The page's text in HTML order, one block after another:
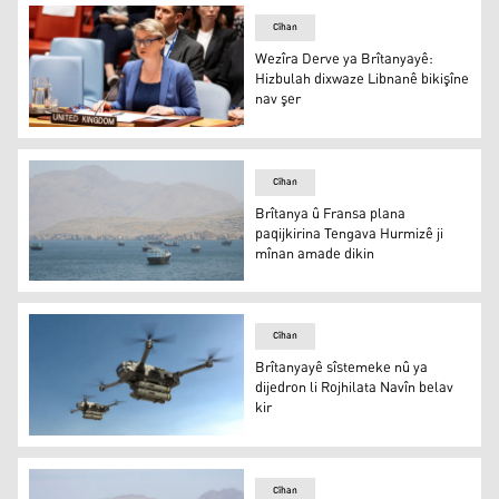
Yvette Cooper
Cîhan
Wezîra Derve ya Brîtanyayê:
Hizbulah dixwaze Libnanê bikişîne
nav şer
Brîtanya û Fransa plana paqijkirina Tengava Hurmizê ji
Cîhan
Brîtanya û Fransa plana
paqijkirina Tengava Hurmizê ji
mînan amade dikin
Sîstemeke nû ya çekên dijedron ên Brîtanyayê
Cîhan
Brîtanyayê sîstemeke nû ya
dijedron li Rojhilata Navîn belav
kir
Cîhan